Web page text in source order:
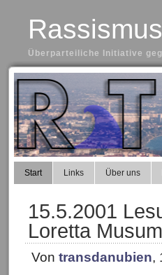
Überparteiliche Initiative
Start Links Über uns
15.5.2001
Loretta
Von transdanubien,